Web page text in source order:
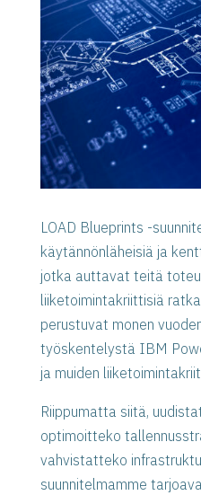
LOAD Blueprints -
käytännönläheisiä ja
jotka auttavat teitä
liiketoimintakriittisiä
perustuvat monen
työskentelystä IBM
ja muiden
Riippumatta siitä,
optimoitteko
vahvistatteko
suunnitelmamme